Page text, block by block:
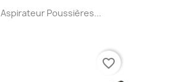
Aspirateur Poussières...
favorite_border